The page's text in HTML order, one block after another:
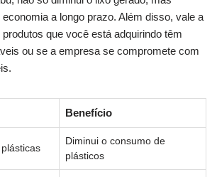
​a​ longo prazo. ​Além disso, vale a
que⁣ você está adquirindo ⁣têm
ou⁢ se a empresa se‍ compromete com
Benefício
Diminui⁢ o‍ consumo de
plásticos